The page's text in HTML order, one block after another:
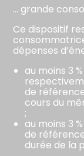
… grande
Ce dispositif
dépenses
au moins 3
de
cours du
;
au moins 3
de
durée de la